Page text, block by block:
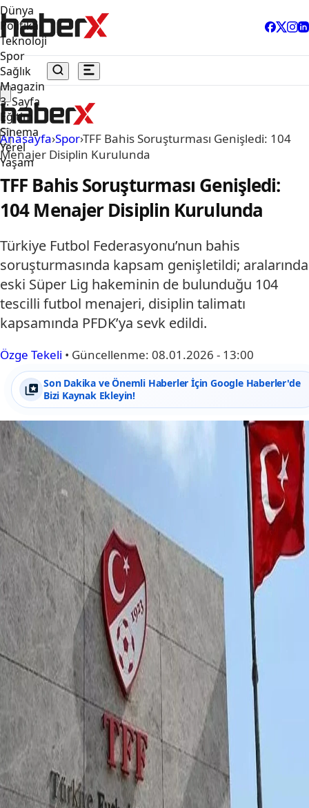
Dünya
Politika
Teknoloji
Spor
Sağlık
Magazin
3. Sayfa
Eğitim
Sinema
Yerel
Yaşam
Anasayfa›Spor›TFF Bahis Soruşturması Genişledi: 104
Menajer Disiplin Kurulunda
TFF Bahis Soruşturması Genişledi:
104 Menajer Disiplin Kurulunda
Türkiye Futbol Federasyonu’nun bahis
soruşturmasında kapsam genişletildi; aralarında
eski Süper Lig hakeminin de bulunduğu 104
tescilli futbol menajeri, disiplin talimatı
kapsamında PFDK’ya sevk edildi.
Özge Tekeli • Güncellenme: 08.01.2026 - 13:00
Son Dakika ve Önemli Haberler İçin Google Haberler'de
Bizi Kaynak Ekleyin!